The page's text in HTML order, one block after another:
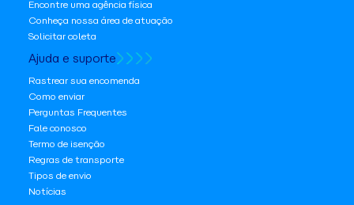
Encontre uma agência física
Conheça nossa área de atuação
Solicitar coleta
Ajuda e suporte
Rastrear sua encomenda
Como enviar
Perguntas Frequentes
Fale conosco
Termo de isenção
Regras de transporte
Tipos de envio
Notícias